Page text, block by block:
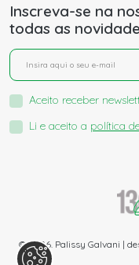
Inscreva-se na
todas as
Aceito receber
Li e aceito a política
© 2026. Palissy Galvani |